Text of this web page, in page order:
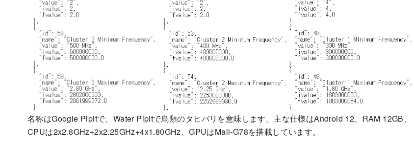
名称はGoogle Pipitで、Water Pipitで鳥類のタヒバリを意味します。主な仕様はAndroid 12、RAM 12GB、
CPUは2x2.8GHz+2x2.25GHz+4x1.80GHz、GPUはMali-G78を搭載しています。